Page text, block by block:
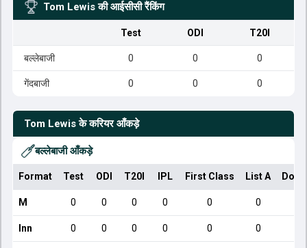
Tom Lewis की आईसीसी रैंकिंग
Test ODI T20I
बल्लेबाजी 0 0 0
गेंदबाजी 0 0 0
Tom Lewis के करियर आँकड़े
बल्लेबाजी आँकड़े
Format Test ODI T20I IPL First Class List A
M 0 0 0 0 0 0
Inn 0 0 0 0 0 0